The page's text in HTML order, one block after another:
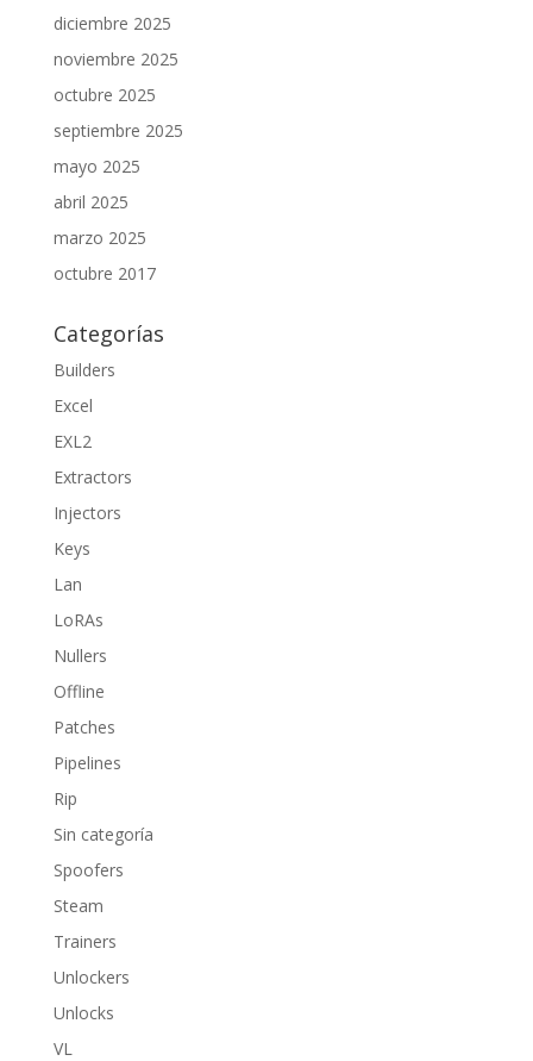
diciembre 2025
noviembre 2025
octubre 2025
septiembre 2025
mayo 2025
abril 2025
marzo 2025
octubre 2017
Categorías
Builders
Excel
EXL2
Extractors
Injectors
Keys
Lan
LoRAs
Nullers
Offline
Patches
Pipelines
Rip
Sin categoría
Spoofers
Steam
Trainers
Unlockers
Unlocks
VL